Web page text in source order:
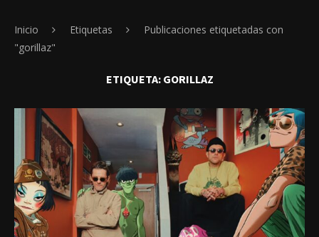
Inicio Etiquetas
Publicaciones etiquetadas con
"gorillaz"
ETIQUETA: GORILLAZ